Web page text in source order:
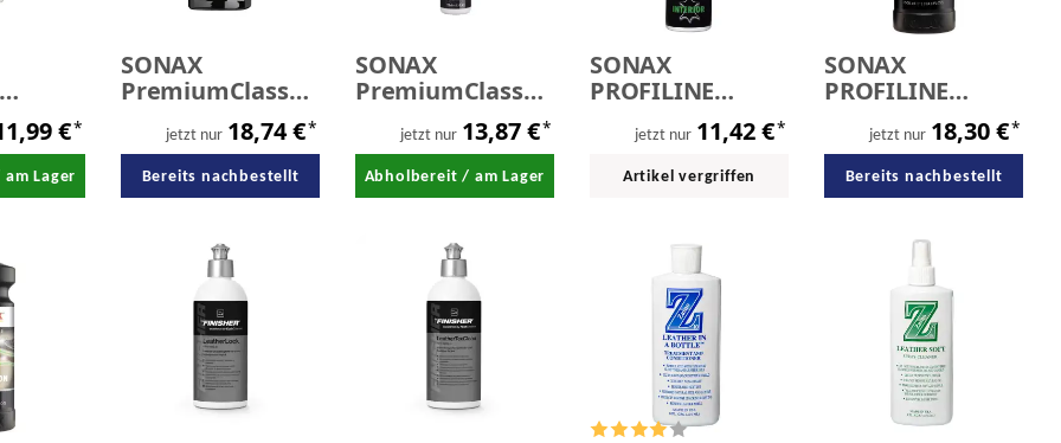
€*
Lager
SONAX
PremiumClass
LederPflegeCreme
250 mljetzt nur 18,74 €*
Bereits nachbestellt
SONAX
PremiumClass
LederReiniger
250 mljetzt nur 13,87 €*
Abholbereit / am Lager
SONAX
PROFILINE
LeatherCare
Foam 400 ml
jetzt nur 11,42 €*
Artikel vergriffen
SONAX
PROFILINE
LeatherCleaner
1,0 Liter
jetzt nur 18,30 €*
Bereits nachbestellt